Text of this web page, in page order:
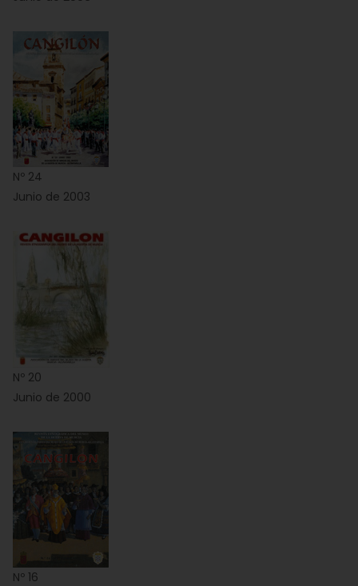
Nº 24
Junio de 2003
Nº 20
Junio de 2000
Nº 16